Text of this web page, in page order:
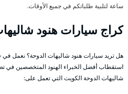
ساعة لتلبية طلباتكم في جميع الأوقات.
كراج سيارات هنود
هل تريد سيارات هنود شاليهات الدوحة؟ نعمل
استقطاب أفضل الخبراء الهنود المتخصصين في
شاليهات الدوحة الكويت التي تعمل على: